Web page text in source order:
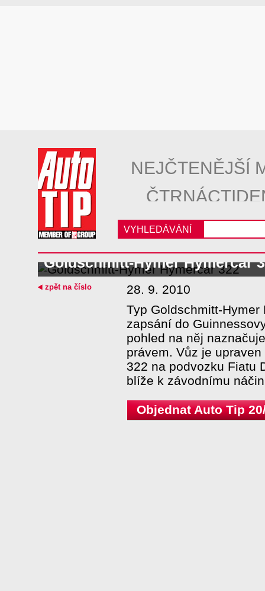
NEJČTENĚJŠÍ
VYHLEDÁVÁNÍ
Goldschmitt-Hymer Hymercar
28. 9. 2010
Typ Goldschmitt-
zapsání do
pohled na něj
právem. Vůz je
322 na podvozku Fiatu
blíže k závodnímu
Objednat Auto Tip
zpět na číslo